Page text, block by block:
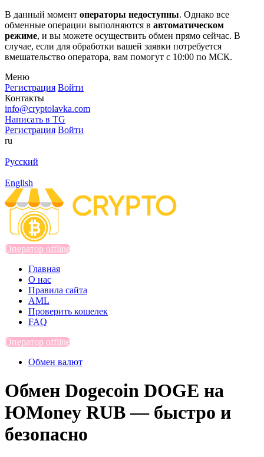
В данный момент операторы недоступны. Однако все
обменные операции выполняются в автоматическом
режиме, и вы можете осуществить обмен прямо сейчас. В
случае, если для обработки вашей заявки потребуется
вмешательство оператора, вам помогут с 10:00 по МСК.
Меню
Регистрация Войти
Контакты
info@cryptolavka.com
Написать в TG
Регистрация Войти
ru
Русский
English
Оператор offline
Главная
О нас
Правила сайта
AML
Проверить кошелек
FAQ
Оператор offline
Обмен валют
Обмен Dogecoin DOGE на
ЮMoney RUB — быстро и
безопасно